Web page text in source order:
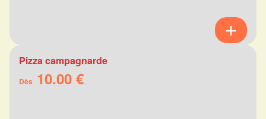
Pizza campagnarde
Dès 10.00 €